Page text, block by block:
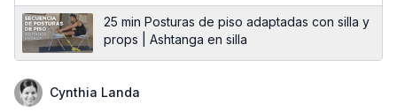
25 min Posturas de piso adaptadas con silla y
props | Ashtanga en silla
Cynthia Landa